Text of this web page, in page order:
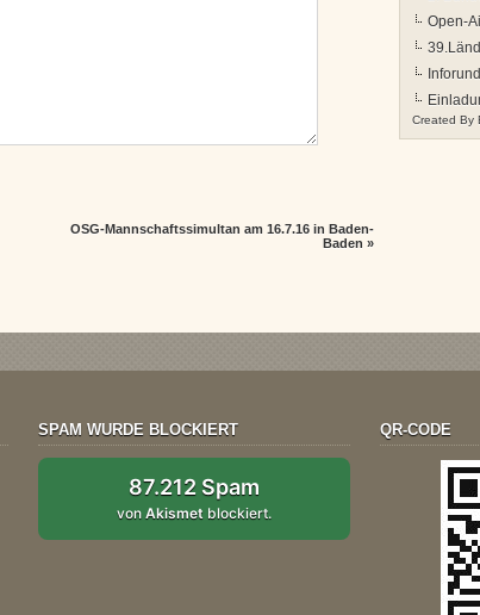
OSG-Mannschaftssimultan am 16.7.16 in Baden-
Baden »
Open-
Created By
SPAM WURDE BLOCKIERT
87.212 Spam
vonAkismet blockiert.
QR-CODE